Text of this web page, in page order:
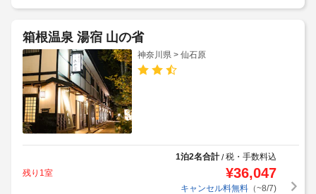
箱根温泉 湯宿 山の省
神奈川県 > 仙石原
1泊2名合計/税・手数料込
残り1室
¥36,047
キャンセル料無料（~8/7)